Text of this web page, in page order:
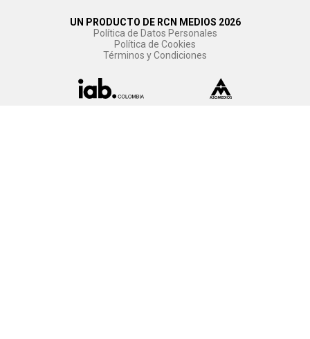
UN PRODUCTO DE RCN MEDIOS 2026
Política de Datos Personales
Política de Cookies
Términos y Condiciones